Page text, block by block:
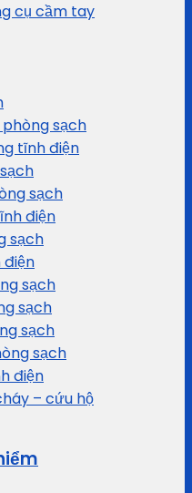
cụ cầm tay
sạch
tĩnh điện
sạch
điện
sạch
điện
sạch
sạch
sạch
sạch
điện
– cứu hộ